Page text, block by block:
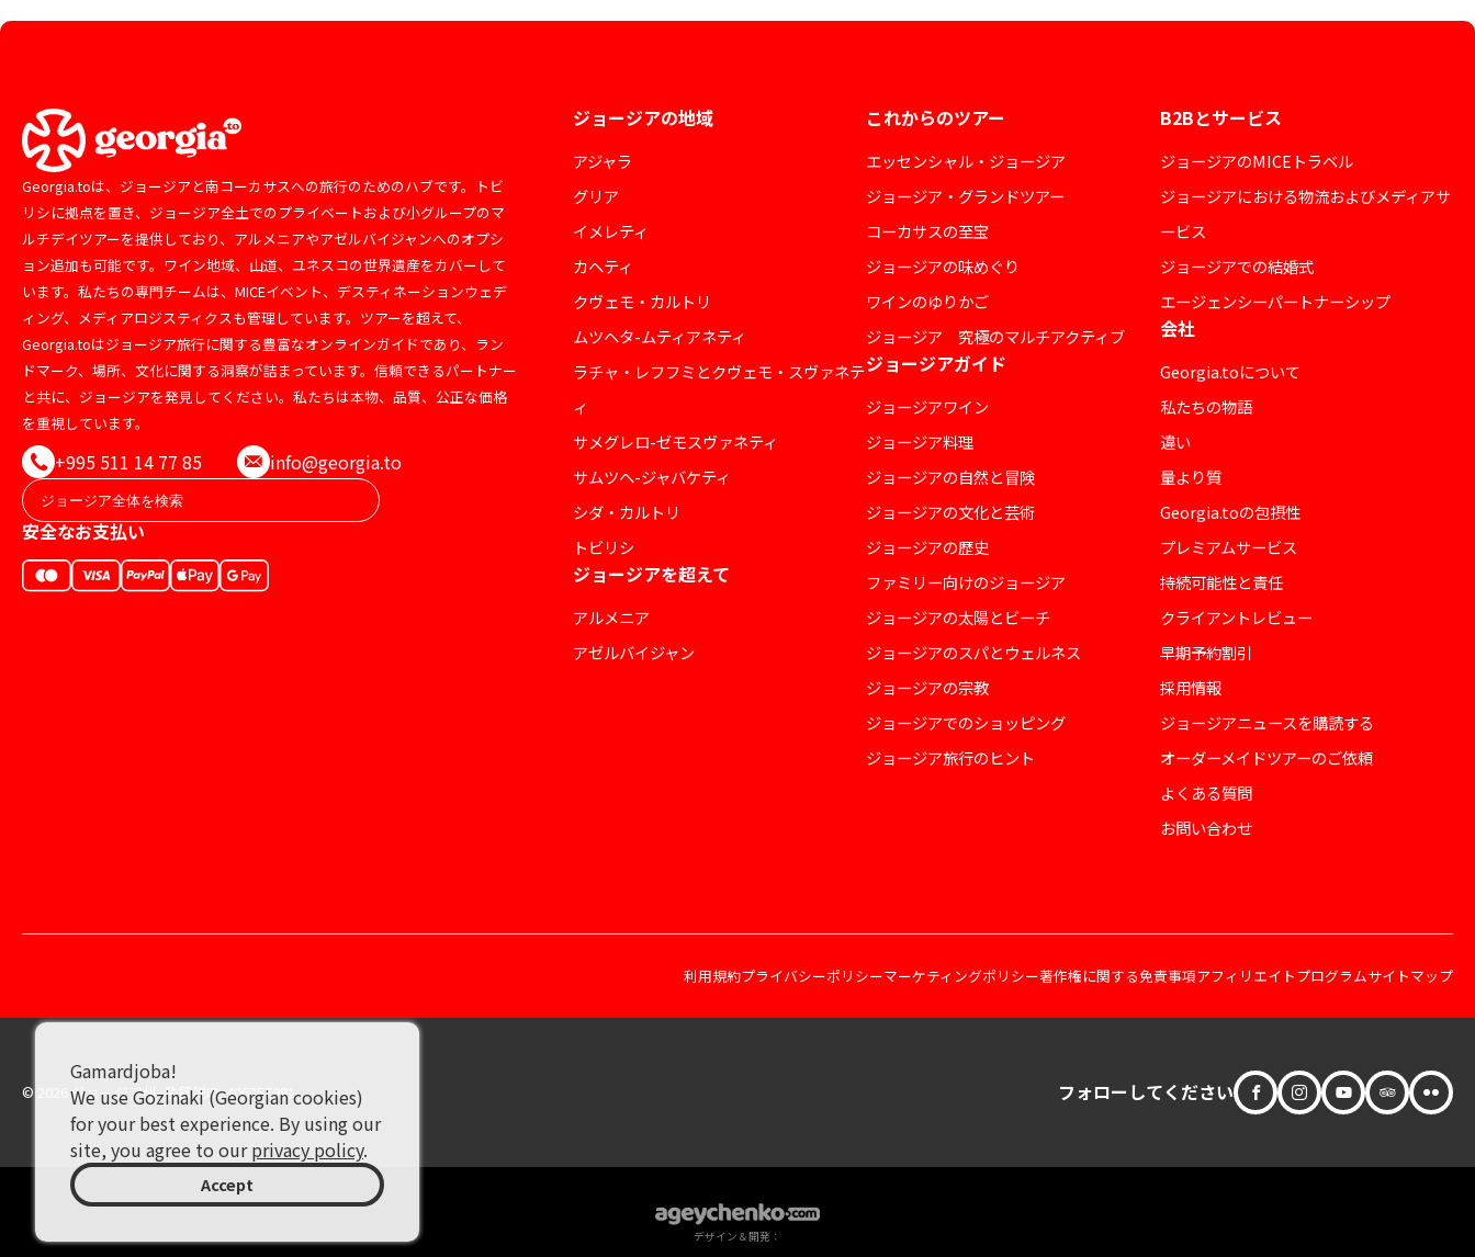
Georgia.toは、ジョージアと南コーカサスへの旅行のためのハブです。トビ
リシに拠点を置き、ジョージア全土でのプライベートおよび小グループのマ
ルチデイツアーを提供しており、アルメニアやアゼルバイジャンへのオプシ
ョン追加も可能です。ワイン地域、山道、ユネスコの世界遺産をカバーして
います。私たちの専門チームは、MICEイベント、デスティネーションウェデ
ィング、メディアロジスティクスも管理しています。ツアーを超えて、
Georgia.toはジョージア旅行に関する豊富なオンラインガイドであり、ラン
ドマーク、場所、文化に関する洞察が詰まっています。信頼できるパートナー
と共に、ジョージアを発見してください。私たちは本物、品質、公正な価格
を重視しています。
+995 511 14 77 85 info@georgia.to
安全なお支払い
ジョージアの地域
アジャラ
グリア
イメレティ
カヘティ
クヴェモ・カルトリ
ムツヘタ-ムティアネティ
ラチャ・レフフミとクヴェモ・スヴァネテ
ィ
サメグレロ-ゼモスヴァネティ
サムツヘ-ジャバケティ
シダ・カルトリ
トビリシ
ジョージアを超えて
アルメニア
アゼルバイジャン
これからのツアー
エッセンシャル・ジョージア
ジョージア・グランドツアー
コーカサスの至宝
ジョージアの味めぐり
ワインのゆりかご
ジョージア 究極のマルチアクティブ
ジョージアガイド
ジョージアワイン
ジョージア料理
ジョージアの自然と冒険
ジョージアの文化と芸術
ジョージアの歴史
ファミリー向けのジョージア
ジョージアの太陽とビーチ
ジョージアのスパとウェルネス
ジョージアの宗教
ジョージアでのショッピング
ジョージア旅行のヒント
B2Bとサービス
ジョージアのMICEトラベル
ジョージアにおける物流およびメディアサ
ービス
ジョージアでの結婚式
エージェンシーパートナーシップ
会社
Georgia.toについて
私たちの物語
違い
量より質
Georgia.toの包摂性
プレミアムサービス
持続可能性と責任
クライアントレビュー
早期予約割引
採用情報
ジョージアニュースを購読する
オーダーメイドツアーのご依頼
よくある質問
お問い合わせ
利用規約プライバシーポリシーマーケティングポリシー著作権に関する免責事項アフィリエイトプログラムサイトマップ
© 2026 ジョージア州. 登録税ID: 406357981 フォローしてください
デザイン＆開発：
Gamardjoba!
We use Gozinaki (Georgian cookies)
for your best experience. By using our
site, you agree to ourprivacy policy.
Accept